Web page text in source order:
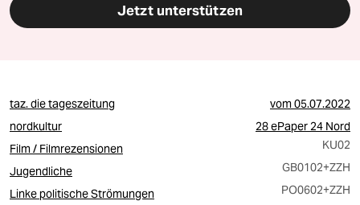
Jetzt unterstützen
taz. die tageszeitung vom05.07.2022
nordkultur
28 ePaper 24 Nord
Film / Filmrezensionen
KU02
Jugendliche
GB0102+ZZH
Linke politische Strömungen
PO0602+ZZH